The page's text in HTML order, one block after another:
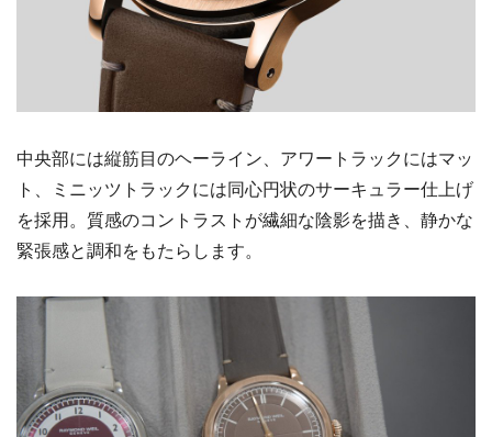
中央部には縦筋目のヘーライン、アワートラックにはマッ
ト、ミニッツトラックには同心円状のサーキュラー仕上げ
を採用。質感のコントラストが繊細な陰影を描き、静かな
緊張感と調和をもたらします。